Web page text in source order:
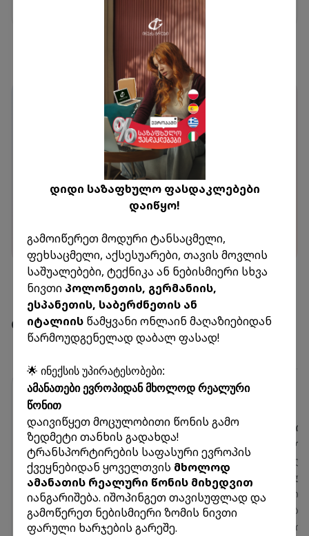
გადაამოწმეთ ამანათი
შეიყვანეთ ამანათის თრექინგ კოდი ჩასმა
ამანათის ძიება
ბენეფიტები
პირადი საფოსტო
მისამართი 10
ქვეყანაში
იშოპინგეთ მსოფლიოს
წამყვან ონლაინ
მაღაზიებში და მიიღეთ
ამანათები აშშ-დან,
40+ ფილიალი
მიიღეთ
თქვენთვის
ხელსაყრელ
ქვეყნის
უმოკლეს დროში,
დიდი საზაფხულო ფასდაკლებები
დაიწყო!
გამოიწერეთ მოდური ტანსაცმელი,
ფეხსაცმელი, აქსესუარები, თავის მოვლის
საშუალებები, ტექნიკა ან ნებისმიერი სხვა
ნივთი პოლონეთის, გერმანიის,
ესპანეთის, საბერძნეთის ან
იტალიის წამყვანი ონლაინ მაღაზიებიდან
წარმოუდგენელად დაბალ ფასად!
🌟 ინექსის უპირატესობები:
ამანათები ევროპიდან მხოლოდ რეალური
წონით
დაივიწყეთ მოცულობითი წონის გამო
ზედმეტი თანხის გადახდა!
ტრანსპორტირების საფასური ევროპის
ქვეყნებიდან ყოველთვის მხოლოდ
ამანათის რეალური წონის მიხედვით
იანგარიშება. იშოპინგეთ თავისუფლად და
გამოწერეთ ნებისმიერი ზომის ნივთი
ფარული ხარჯების გარეშე.